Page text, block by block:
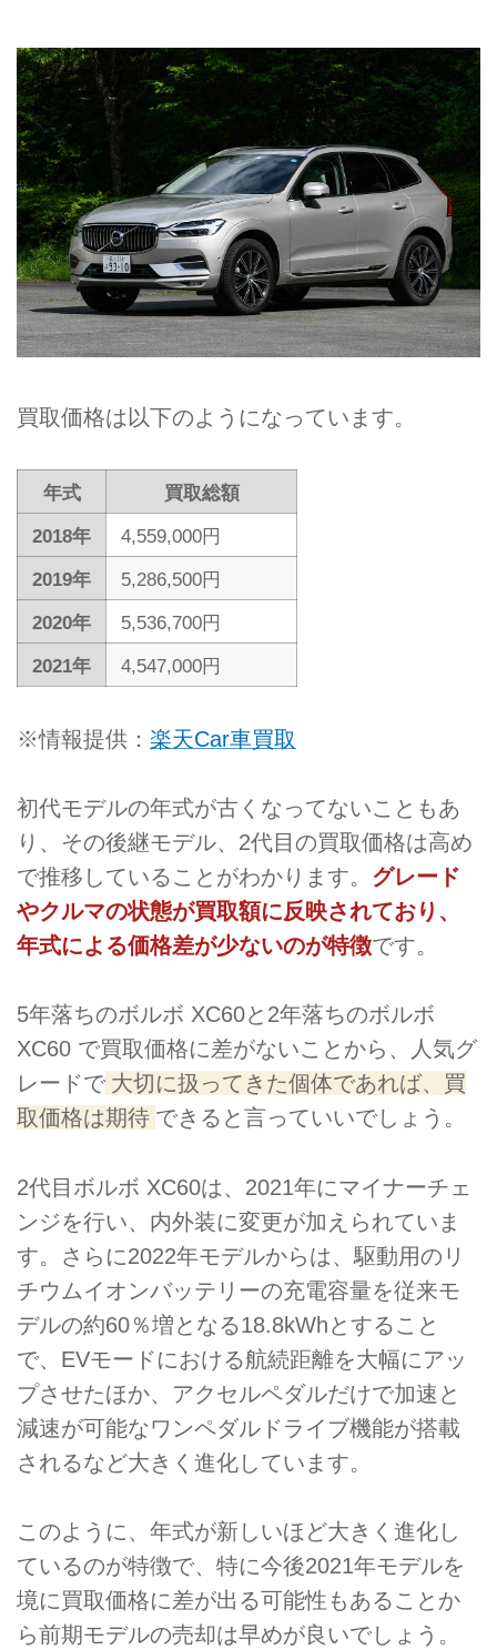
買取価格は以下のようになっています。
年式
買取総額
2018年
4,559,000円
2019年
5,286,500円
2020年
5,536,700円
2021年
4,547,000円
※情報提供： 楽天Car車買取
初代モデルの年式が古くなってないこともあ
り、その後継モデル、2代目の買取価格は高め
で推移していることがわかります。 グレード
やクルマの状態が買取額に反映されており、
年式による価格差が少ないのが特徴です。
5年落ちのボルボ XC60と2年落ちのボルボ
XC60 で買取価格に差がないことから、人気グ
レードで 大切に扱ってきた個体であれば、買
取価格は期待 できると言っていいでしょう。
2代目ボルボ XC60は、2021年にマイナーチェ
ンジを行い、内外装に変更が加えられていま
す。さらに2022年モデルからは、駆動用のリ
チウムイオンバッテリーの充電容量を従来モ
デルの約60％増となる18.8kWhとすること
で、EVモードにおける航続距離を大幅にアッ
プさせたほか、アクセルペダルだけで加速と
減速が可能なワンペダルドライブ機能が搭載
されるなど大きく進化しています。
このように、年式が新しいほど大きく進化し
ているのが特徴で、特に今後2021年モデルを
境に買取価格に差が出る可能性もあることか
ら前期モデルの売却は早めが良いでしょう。